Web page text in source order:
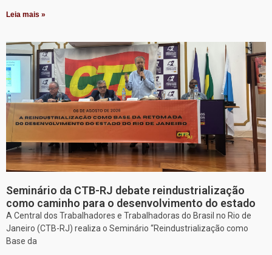
Leia mais »
Seminário da CTB-RJ debate reindustrialização
como caminho para o desenvolvimento do estado
A Central dos Trabalhadores e Trabalhadoras do Brasil no Rio de
Janeiro (CTB-RJ) realiza o Seminário “Reindustrialização como
Base da